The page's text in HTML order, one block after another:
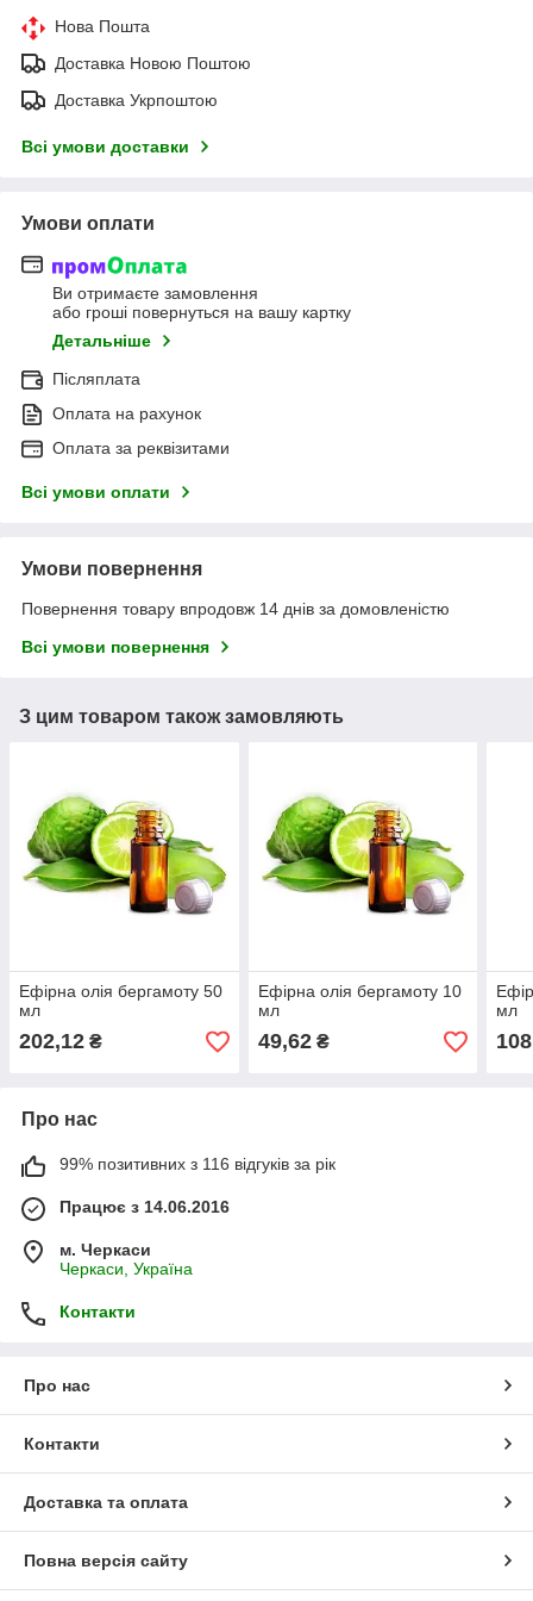
Нова Пошта
Доставка Новою Поштою
Доставка Укрпоштою
Всі умови доставки
Умови оплати
Ви отримаєте замовлення
або гроші повернуться на вашу картку
Детальніше
Післяплата
Оплата на рахунок
Оплата за реквізитами
Всі умови оплати
Умови повернення
Повернення товару впродовж 14 днів за домовленістю
Всі умови повернення
З цим товаром також замовляють
Ефірна олія бергамоту 50
мл
202,12 ₴
Ефірна олія бергамоту 10
мл
49,62₴
мл
Про нас
99% позитивних з 116 відгуків за рік
Працює з 14.06.2016
м. Черкаси
Черкаси, Україна
Контакти
Про нас
Контакти
Доставка та оплата
Повна версія сайту